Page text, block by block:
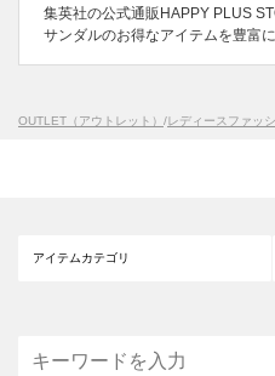
集英社の公式通販HAPPY PLUS
サンダルのお得なアイテムを豊富
OUTLET（アウトレット） /レディースファッ
アイテムカテゴリ